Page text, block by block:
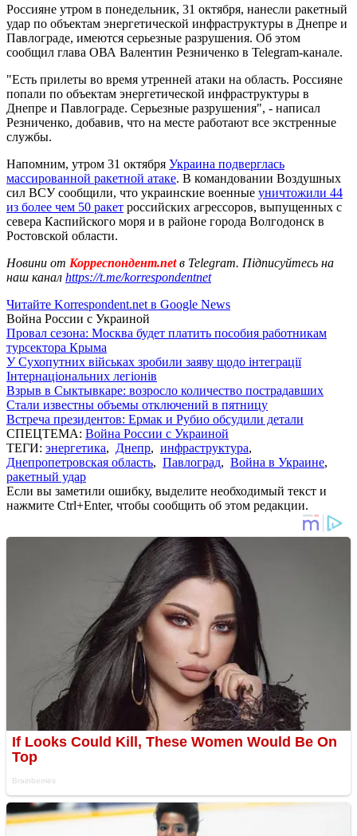
Россияне утром в понедельник, 31 октября, нанесли ракетный
удар по объектам энергетической инфраструктуры в Днепре и
Павлограде, имеются серьезные разрушения. Об этом
сообщил глава ОВА Валентин Резниченко в Telegram-канале.
"Есть прилеты во время утренней атаки на область. Россияне
попали по объектам энергетической инфраструктуры в
Днепре и Павлограде. Серьезные разрушения", - написал
Резниченко, добавив, что на месте работают все экстренные
службы.
Напомним, утром 31 октября Украина подверглась
массированной ракетной атаке. В командовании Воздушных
сил ВСУ сообщили, что украинские военные уничтожили 44
из более чем 50 ракет российских агрессоров, выпущенных с
севера Каспийского моря и в районе города Волгодонск в
Ростовской области.
Новини от Корреспондент.netв Telegram. Підписуйтесь на
наш канал https://t.me/korrespondentnet
Читайте Korrespondent.net в Google News
Война России с Украиной
Провал сезона: Москва будет платить пособия работникам
турсектора Крыма
У Сухопутних військах зробили заяву щодо інтеграції
Інтернаціональних легіонів
Взрыв в Сыктывкаре: возросло количество пострадавших
Стали известны объемы отключений в пятницу
Встреча президентов: Ермак и Рубио обсудили детали
СПЕЦТЕМА: Война России с Украиной
ТЕГИ: энергетика, Днепр, инфраструктура,
Днепропетровская область, Павлоград, Война в Украине,
ракетный удар
Если вы заметили ошибку, выделите необходимый текст и
нажмите Ctrl+Enter, чтобы сообщить об этом редакции.